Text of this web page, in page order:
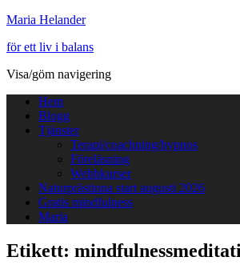
Maria Helander
för ett liv i balans
Visa/göm navigering
Hem
Blogg
Tjänster
Terapi/coachning/hypnos
Föreläsning
Webbkurser
Naturprästinna start augusti 2026
Gratis mindfulness
Maria
Etikett: